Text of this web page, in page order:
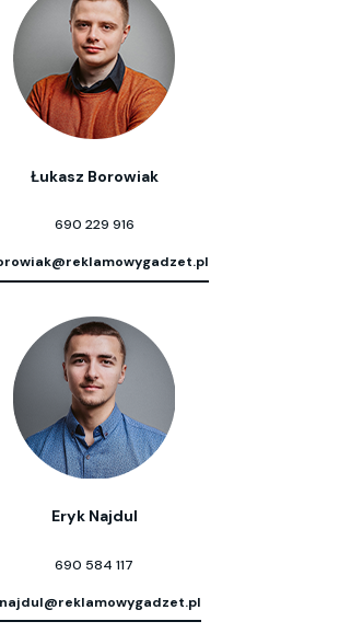
Łukasz Borowiak
690 229 916
Eryk Najdul
690 584 117